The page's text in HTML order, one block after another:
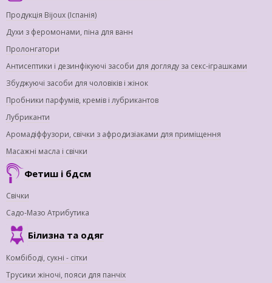
Продукція Bijoux (Іспанія)
Духи з феромонами, піна для ванн
Пролонгатори
Антисептики і дезинфікуючі засоби для догляду за секс-іграшками
Збуджуючі засоби для чоловіків і жінок
Пробники парфумів, кремів і лубрикантов
Лубриканти
Аромадіффузори, свічки з афродизіаками для приміщення
Масажні масла і свічки
Фетиш і бдсм
Свічки
Садо-Мазо Атрибутика
Білизна та одяг
Комбібоді, сукні - сітки
Трусики жіночі, пояси для панчіх